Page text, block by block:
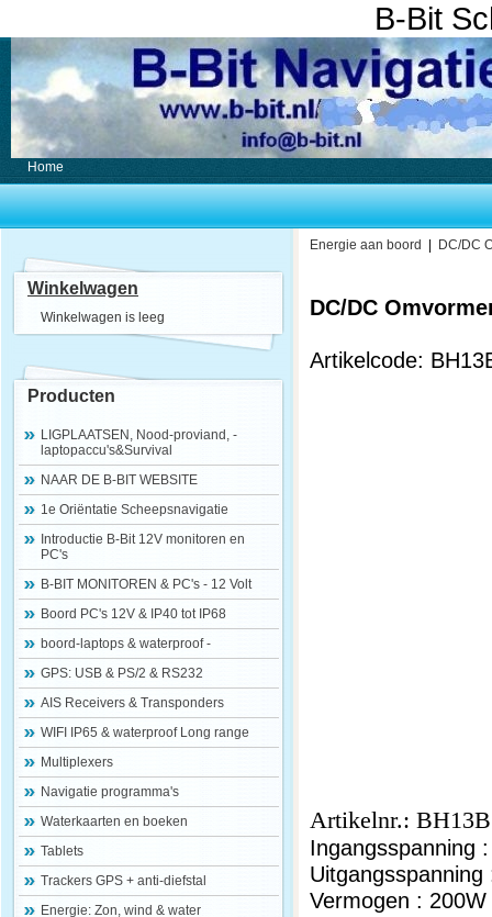
B-Bit
Home
Winkelwagen
Winkelwagen is leeg
Producten
LIGPLAATSEN, Nood-proviand, -
laptopaccu's&Survival
NAAR DE B-BIT WEBSITE
1e Oriëntatie Scheepsnavigatie
Introductie B-Bit 12V monitoren en
PC's
B-BIT MONITOREN & PC's - 12 Volt
Boord PC's 12V & IP40 tot IP68
boord-laptops & waterproof -
GPS: USB & PS/2 & RS232
AIS Receivers & Transponders
WIFI IP65 & waterproof Long range
Multiplexers
Navigatie programma's
Waterkaarten en boeken
Tablets
Trackers GPS + anti-diefstal
Energie: Zon, wind & water
Energie aan boord DC/DC
DC/DC
Artikelcode:
Artikelnr.:
Ingangsspanning
Vermogen :